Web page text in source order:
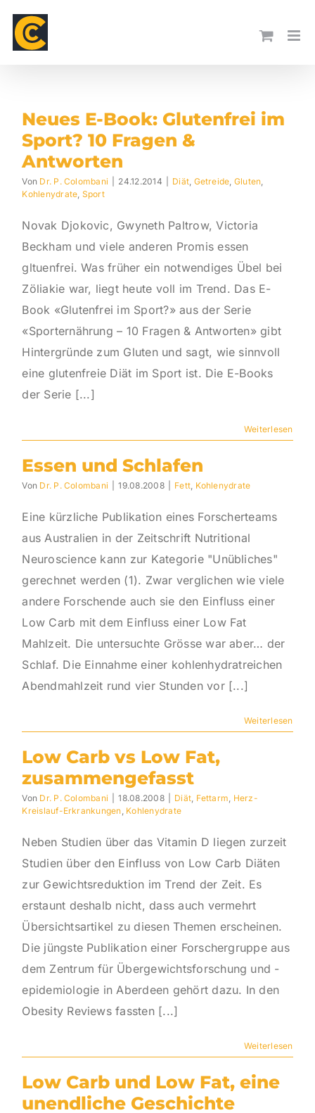
content
Neues E-Book: Glutenfrei im
Sport? 10 Fragen &
Antworten
Von Dr. P. Colombani 24.12.2014 Diät, Getreide, Gluten,
Kohlenydrate, Sport
Novak Djokovic, Gwyneth Paltrow, Victoria
Beckham und viele anderen Promis essen
gltuenfrei. Was früher ein notwendiges Übel bei
Zöliakie war, liegt heute voll im Trend. Das E-
Book «Glutenfrei im Sport?» aus der Serie
«Sporternährung – 10 Fragen & Antworten» gibt
Hintergründe zum Gluten und sagt, wie sinnvoll
eine glutenfreie Diät im Sport ist. Die E-Books
der Serie [...]
Weiterlesen
Essen und Schlafen
Von Dr. P. Colombani 19.08.2008 Fett, Kohlenydrate
Eine kürzliche Publikation eines Forscherteams
aus Australien in der Zeitschrift Nutritional
Neuroscience kann zur Kategorie "Unübliches"
gerechnet werden (1). Zwar verglichen wie viele
andere Forschende auch sie den Einfluss einer
Low Carb mit dem Einfluss einer Low Fat
Mahlzeit. Die untersuchte Grösse war aber… der
Schlaf. Die Einnahme einer kohlenhydratreichen
Abendmahlzeit rund vier Stunden vor [...]
Weiterlesen
Low Carb vs Low Fat,
zusammengefasst
Von Dr. P. Colombani 18.08.2008 Diät, Fettarm, Herz-
Kreislauf-Erkrankungen, Kohlenydrate
Neben Studien über das Vitamin D liegen zurzeit
Studien über den Einfluss von Low Carb Diäten
zur Gewichtsreduktion im Trend der Zeit. Es
erstaunt deshalb nicht, dass auch vermehrt
Übersichtsartikel zu diesen Themen erscheinen.
Die jüngste Publikation einer Forschergruppe aus
dem Zentrum für Übergewichtsforschung und -
epidemiologie in Aberdeen gehört dazu. In den
Obesity Reviews fassten [...]
Weiterlesen
Low Carb und Low Fat, eine
unendliche Geschichte